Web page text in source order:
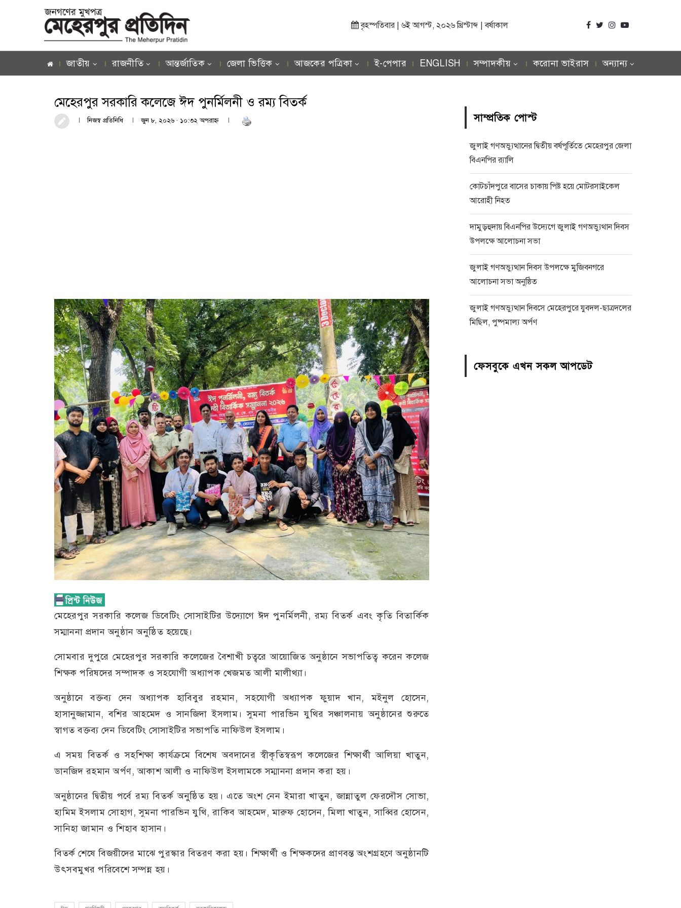
বৃহস্পতিবার | ৬ই আগস্ট, ২০২৬ খ্রিস্টাব্দ | বর্ষাকাল
জাতীয় রাজনীতি আন্তর্জাতিক জেলা ভিত্তিক আজকের পত্রিকা ই-পেপার ENGLISH সম্পাদকীয় করোনা ভাইরাস অন্যান্য
মেহেরপুর সরকারি কলেজে ঈদ পুনর্মিলনী ও রম্য বিতর্ক
নিজস্ব প্রতিনিধি জুন ৮, ২০২৬ · ১০:৩২ অপরাহ্ণ
মেহেরপুর সরকারি কলেজ ডিবেটিং সোসাইটির উদ্যোগে ঈদ পুনর্মিলনী, রম্য বিতর্ক এবং কৃতি বিতার্কিক
সম্মাননা প্রদান অনুষ্ঠান অনুষ্ঠিত হয়েছে।
সোমবার দুপুরে মেহেরপুর সরকারি কলেজের বৈশাখী চত্বরে আয়োজিত অনুষ্ঠানে সভাপতিত্ব করেন কলেজ
শিক্ষক পরিষদের সম্পাদক ও সহযোগী অধ্যাপক খেজমত আলী মালীথ্যা।
অনুষ্ঠানে বক্তব্য দেন অধ্যাপক হাবিবুর রহমান, সহযোগী অধ্যাপক ফুয়াদ খান, মইনুল হোসেন,
হাসানুজ্জামান, বশির আহমেদ ও সানজিদা ইসলাম। সুমনা পারভিন যুথির সঞ্চালনায় অনুষ্ঠানের শুরুতে
স্বাগত বক্তব্য দেন ডিবেটিং সোসাইটির সভাপতি নাফিউল ইসলাম।
এ সময় বিতর্ক ও সহশিক্ষা কার্যক্রমে বিশেষ অবদানের স্বীকৃতিস্বরূপ কলেজের শিক্ষার্থী আলিয়া খাতুন,
ডানজিদ রহমান অর্পণ, আকাশ আলী ও নাফিউল ইসলামকে সম্মাননা প্রদান করা হয়।
অনুষ্ঠানের দ্বিতীয় পর্বে রম্য বিতর্ক অনুষ্ঠিত হয়। এতে অংশ নেন ইমারা খাতুন, জান্নাতুল ফেরদৌস সোভা,
হামিম ইসলাম সোহাগ, সুমনা পারভিন যুথি, রাকিব আহমেদ, মারুফ হোসেন, মিলা খাতুন, সাব্বির হোসেন,
সানিহা জামান ও শিহাব হাসান।
বিতর্ক শেষে বিজয়ীদের মাঝে পুরস্কার বিতরণ করা হয়। শিক্ষার্থী ও শিক্ষকদের প্রাণবন্ত অংশগ্রহণে অনুষ্ঠানটি
উৎসবমুখর পরিবেশে সম্পন্ন হয়।
সাম্প্রতিক পোস্ট
জুলাই গণঅভ্যুত্থানের দ্বিতীয় বর্ষপূর্তিতে মেহেরপুর জেলা
বিএনপির র‍্যালি
কোটচাঁদপুরে বাসের চাকায় পিষ্ট হয়ে মোটরসাইকেল
আরোহী নিহত
দামুড়হুদায় বিএনপির উদ্যেগে জুলাই গণঅভ্যুথান দিবস
উপলক্ষে আলোচনা সভা
জুলাই গণঅভ্যুত্থান দিবস উপলক্ষে মুজিবনগরে
আলোচনা সভা অনুষ্ঠিত
জুলাই গণঅভ্যুত্থান দিবসে মেহেরপুরে যুবদল-ছাত্রদলের
মিছিল, পুষ্পমাল্য অর্পণ
ফেসবুকে এখন সকল আপডেট